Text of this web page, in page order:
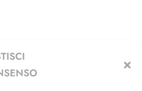
Trezzano Sul Naviglio (MI)